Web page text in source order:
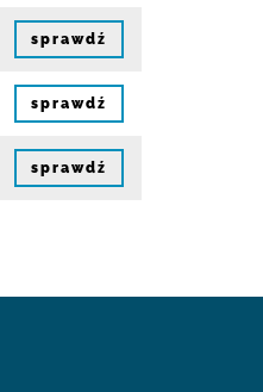
sprawdź
sprawdź
sprawdź